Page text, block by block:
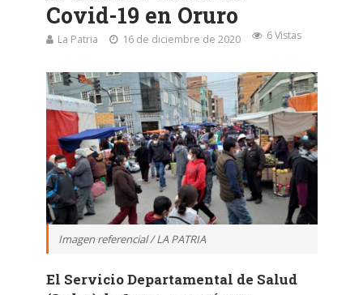
Covid-19 en Oruro
La Patria 16 de diciembre de 2020 6 Vistas
Imagen referencial / LA PATRIA
El Servicio Departamental de Salud